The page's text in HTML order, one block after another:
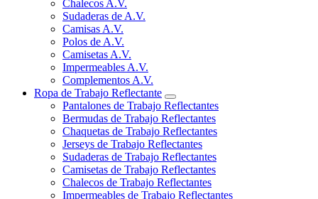
Chalecos A.V.
Sudaderas de A.V.
Camisas A.V.
Polos de A.V.
Camisetas A.V.
Impermeables A.V.
Complementos A.V.
Ropa de Trabajo Reflectante
Pantalones de Trabajo Reflectantes
Bermudas de Trabajo Reflectantes
Chaquetas de Trabajo Reflectantes
Jerseys de Trabajo Reflectantes
Sudaderas de Trabajo Reflectantes
Camisetas de Trabajo Reflectantes
Chalecos de Trabajo Reflectantes
Impermeables de Trabajo Reflectantes